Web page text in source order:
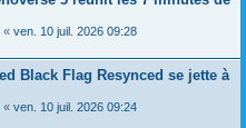
« ven. 10 juil. 2026 09:28
Black Flag Resynced se jette à
« ven. 10 juil. 2026 09:24